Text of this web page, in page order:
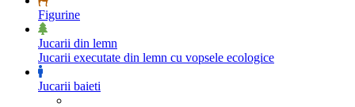
Figurine
Jucarii din lemn
Jucarii executate din lemn cu vopsele ecologice
Jucarii baieti